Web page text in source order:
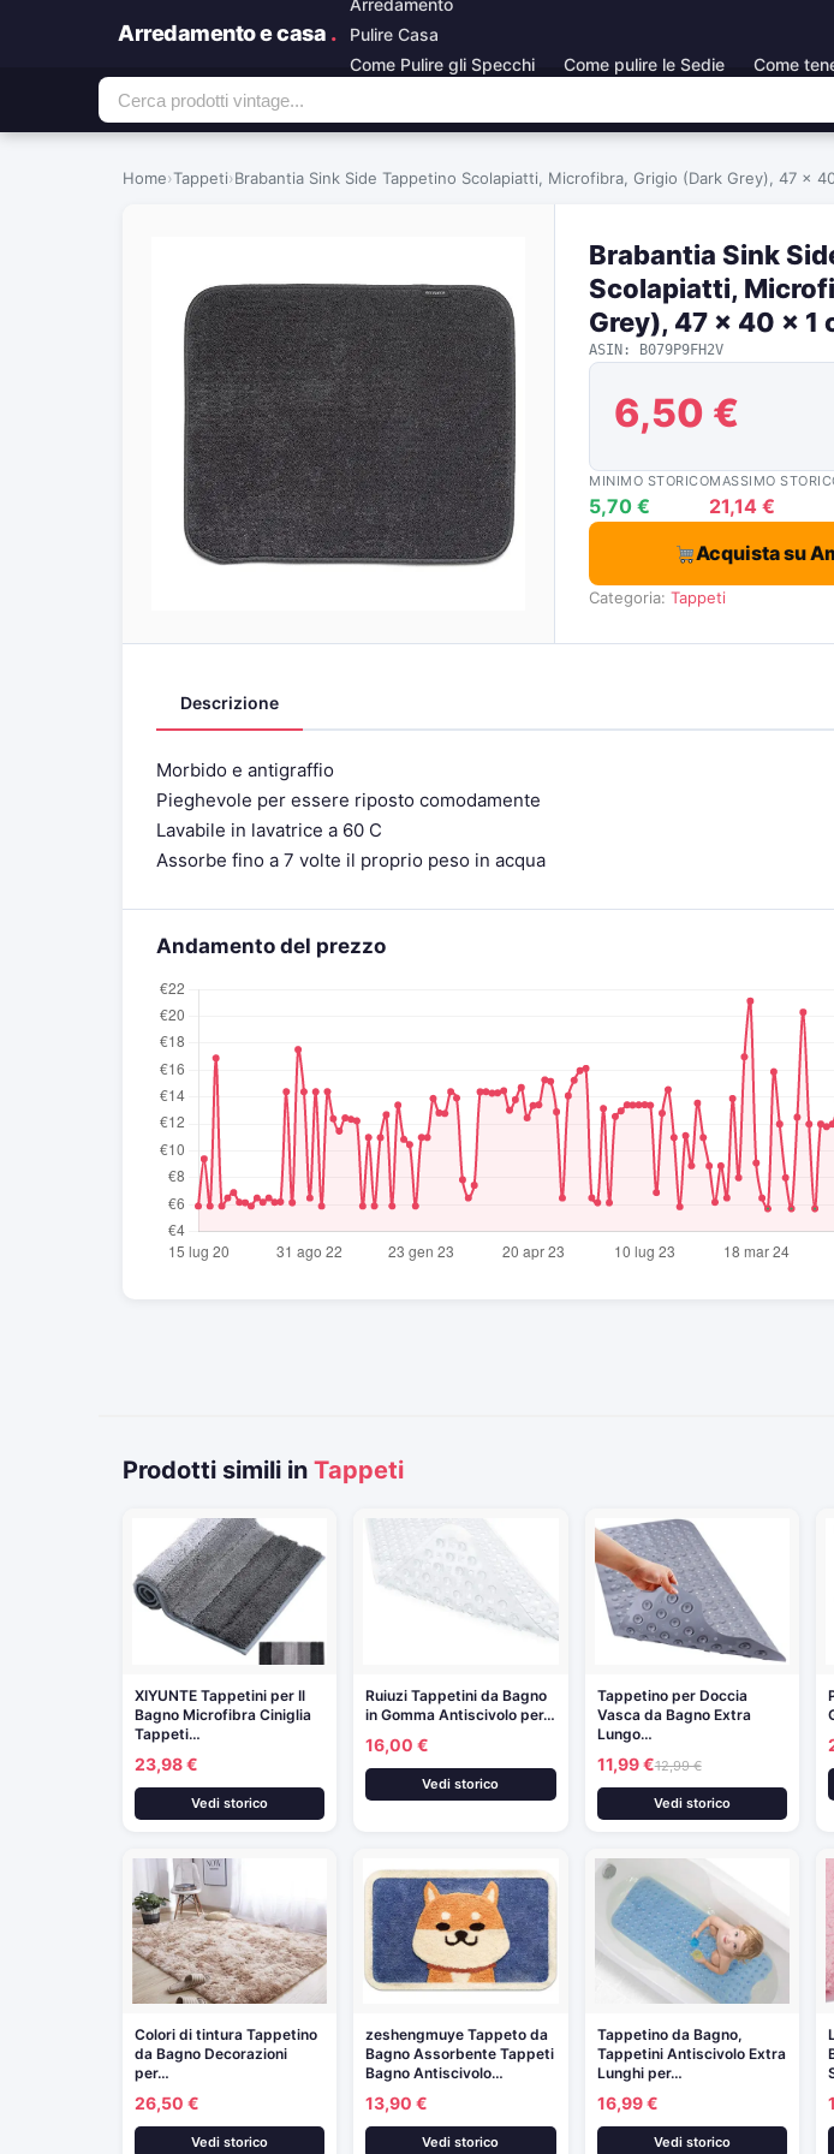
Arredamento e casa .
Pulire Casa
Come Pulire gli Specchi
Come pulire le Sedie Come
Home›Tappeti›Brabantia Sink Side Tappetino Scolapiatti, Microfibra, Grigio (Dark Grey), 47 x
Brabantia Sink
Scolapiatti,
Grey), 47 x 40 x 1
ASIN: B079P9FH2V
6,50 €
MINIMO STORICO
5,70 €
MASSIMO
21,14 €
Acquista su
Categoria: Tappeti
Descrizione
Morbido e antigraffio
Pieghevole per essere riposto comodamente
Lavabile in lavatrice a 60 C
Assorbe fino a 7 volte il proprio peso in acqua
Andamento del prezzo
Prodotti simili in Tappeti
XIYUNTE Tappetini per Il
Bagno Microfibra Ciniglia
Tappeti…
23,98 €
Vedi storico
Ruiuzi Tappetini da Bagno
in Gomma Antiscivolo per…
16,00 €
Vedi storico
Tappetino per Doccia
Vasca da Bagno Extra
Lungo…
11,99 €12,99 €
Vedi storico
Colori di tintura Tappetino
da Bagno Decorazioni
per…
26,50 €
Vedi storico
zeshengmuye Tappeto da
Bagno Assorbente Tappeti
Bagno Antiscivolo…
13,90 €
Vedi storico
Tappetino da Bagno,
Tappetini Antiscivolo Extra
Lunghi per…
16,99 €
Vedi storico